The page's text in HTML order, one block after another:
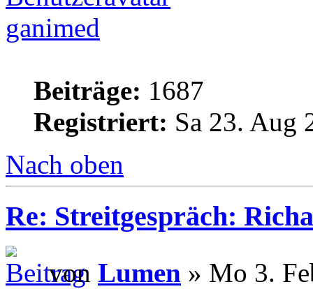
ganimed
Beiträge: 1687
Registriert: Sa 23. Aug
Nach oben
Re: Streitgespräch:
von Lumen » Mo 3.